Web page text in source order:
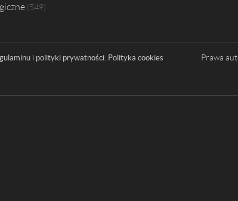
549
i polityki prywatności Polityka cookies Prawa